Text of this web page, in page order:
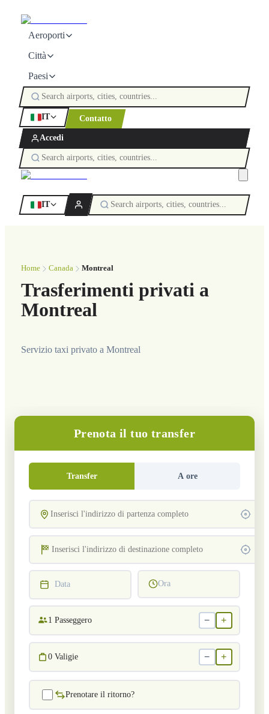
Aeroporti
Città
Paesi
IT Contatto
Accedi
IT
Home Canada Montreal
Trasferimenti privati a
Montreal
Servizio taxi privato a Montreal
Prenota il tuo transfer
Transfer A ore
Data Ora
1 Passeggero − +
0 Valigie − +
Prenotare il ritorno?